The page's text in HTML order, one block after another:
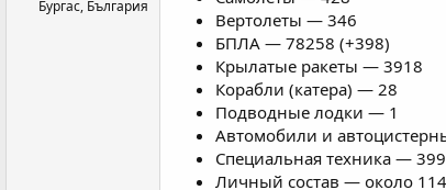
Бургас, България
Вертолеты — 346
БПЛА — 78258 (+398)
Крылатые ракеты — 3918
Корабли (катера) — 28
Подводные лодки — 1
Автомобили и
Специальная техника —
Личный состав — около